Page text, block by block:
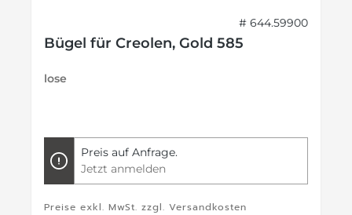
# 644.59900
Bügel für Creolen, Gold 585
lose
Preis auf Anfrage.
Jetzt anmelden
Preise exkl. MwSt. zzgl. Versandkosten